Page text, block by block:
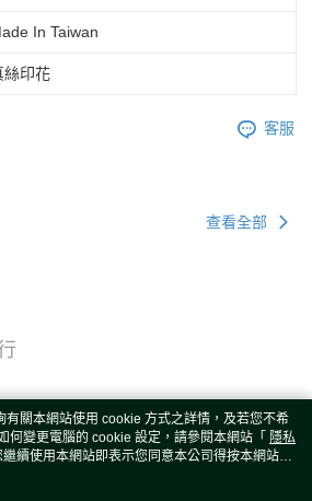
In Taiwan
絲印花
客服
查看全部
關本網站使用 cookie 方式之詳情，及若您不希
何變更電腦的 cookie 設定，請參閱本網站「 隱私
續使用本網站即表示您同意本公司得按本網站使
。